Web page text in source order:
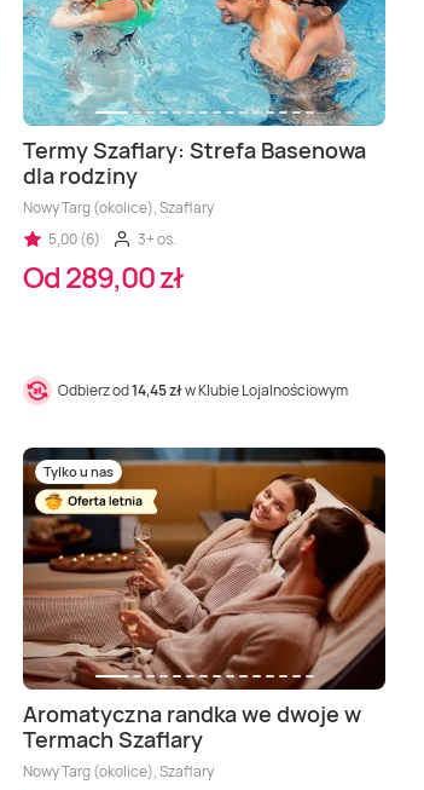
Termy Szaflary: Strefa Basenowa
dla rodziny
Nowy Targ (okolice), Szaflary
5,00 (6)
3+ os.
Od 289,00 zł
Odbierz od14,45 złw Klubie Lojalnościowym
Tylko u nas
Aromatyczna randka we dwoje w
Termach Szaflary
Nowy Targ (okolice), Szaflary